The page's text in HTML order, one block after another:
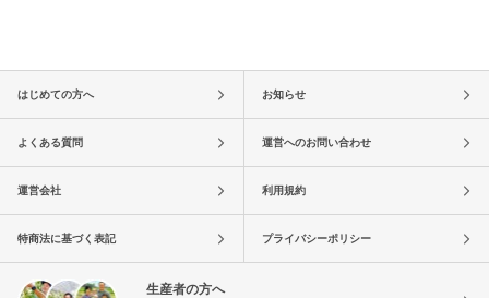
はじめての方へ お知らせ
よくある質問 運営へのお問い合わせ
運営会社 利用規約
特商法に基づく表記 プライバシーポリシー
生産者の方へ